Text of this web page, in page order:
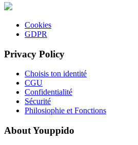
Cookies
GDPR
Privacy Policy
Choisis ton identité
CGU
Confidentialité
Sécurité
Philosiophie et Fonctions
About Youppido